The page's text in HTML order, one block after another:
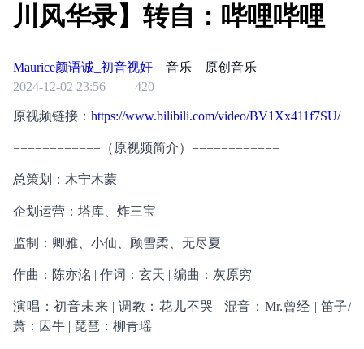
川风华录】转自：哔哩哔哩
Maurice颜语诚_初音视奸 音乐
原创音乐
2024-12-02 23:56
420
原视频链接： https://www.bilibili.com/video/BV1Xx411f7SU/
============（原视频简介）============
总策划：木宁木蒙
企划运营：塔库、炸三宝
监制：卿雅、小仙、顾雪柔、无尽夏
作曲：陈亦洺 | 作词：玄天 | 编曲：灰原穷
演唱：初音未来 | 调教：花儿不哭 | 混音：Mr.曾经 | 笛子/
萧：囚牛 | 琵琶：柳青瑶